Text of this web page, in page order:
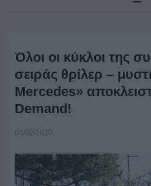
Όλοι οι κύκλοι της
σειράς θρίλερ –
Mercedes»
Demand!
04/02/2020